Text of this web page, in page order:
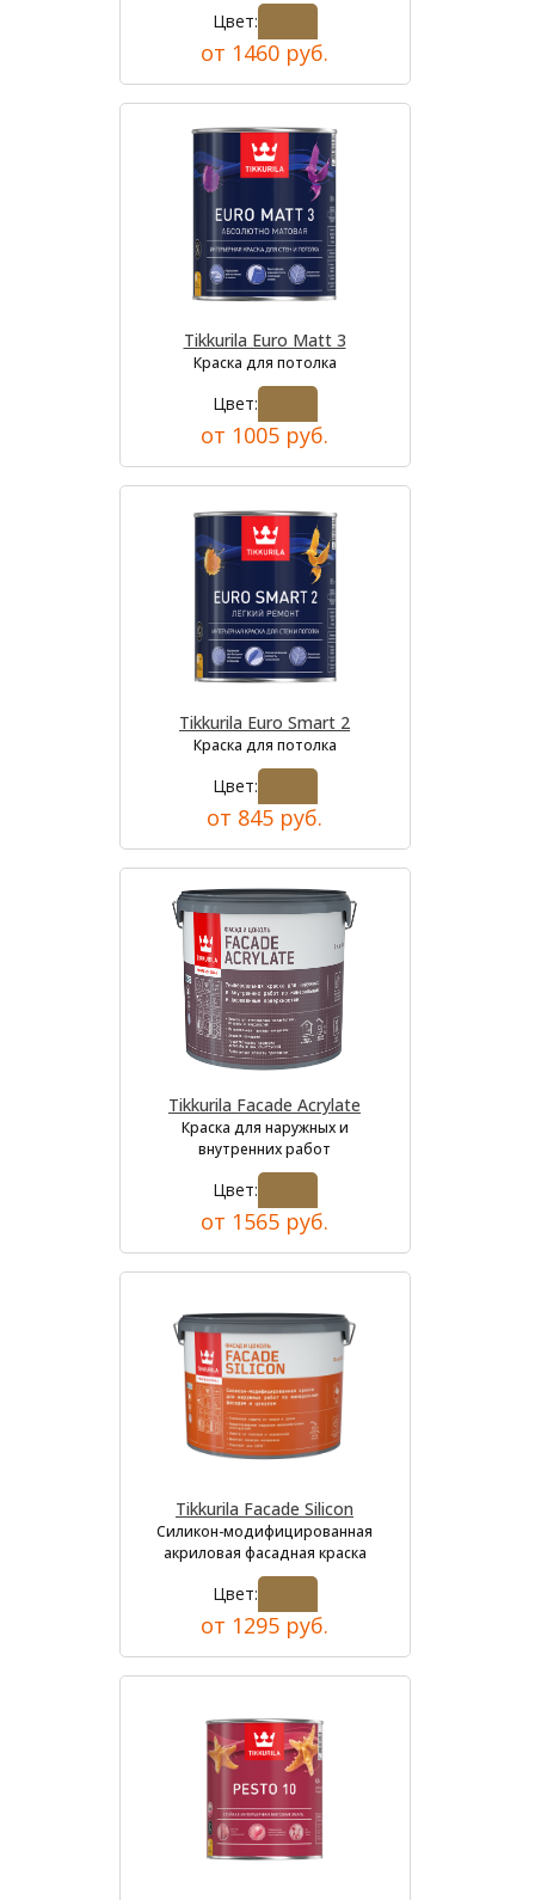
Цвет:
от 1460 руб.
Tikkurila Euro Matt 3
Краска для потолка
Цвет:
от 1005 руб.
Tikkurila Euro Smart 2
Краска для потолка
Цвет:
от 845 руб.
Tikkurila Facade Acrylate
Краска для наружных и
внутренних работ
Цвет:
от 1565 руб.
Tikkurila Facade Silicon
Силикон-модифицированная
акриловая фасадная краска
Цвет:
от 1295 руб.